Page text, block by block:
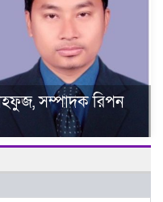
সম্পাদক রিপন